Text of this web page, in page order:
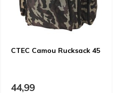
CTEC Camou Rucksack 45
44,99